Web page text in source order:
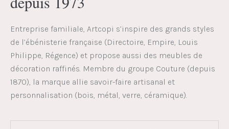
Entreprise familiale, Artcopi s’inspire des grands styles
de l’ébénisterie française (Directoire, Empire, Louis
Philippe, Régence) et propose aussi des meubles de
décoration raffinés. Membre du groupe Couture (depuis
1870), la marque allie savoir-faire artisanal et
personnalisation (bois, métal, verre, céramique).